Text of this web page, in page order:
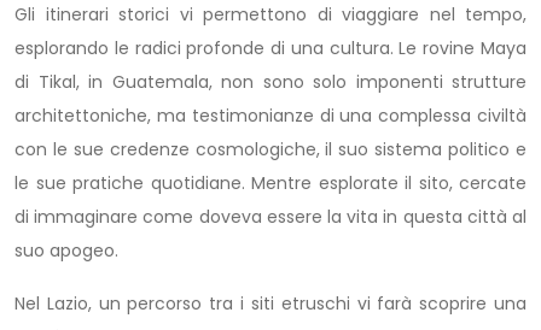
Gli itinerari storici vi permettono di viaggiare nel tempo,
esplorando le radici profonde di una cultura. Le rovine Maya
di Tikal, in Guatemala, non sono solo imponenti strutture
architettoniche, ma testimonianze di una complessa civiltà
con le sue credenze cosmologiche, il suo sistema politico e
le sue pratiche quotidiane. Mentre esplorate il sito, cercate
di immaginare come doveva essere la vita in questa città al
suo apogeo.
Nel Lazio, un percorso tra i siti etruschi vi farà scoprire una